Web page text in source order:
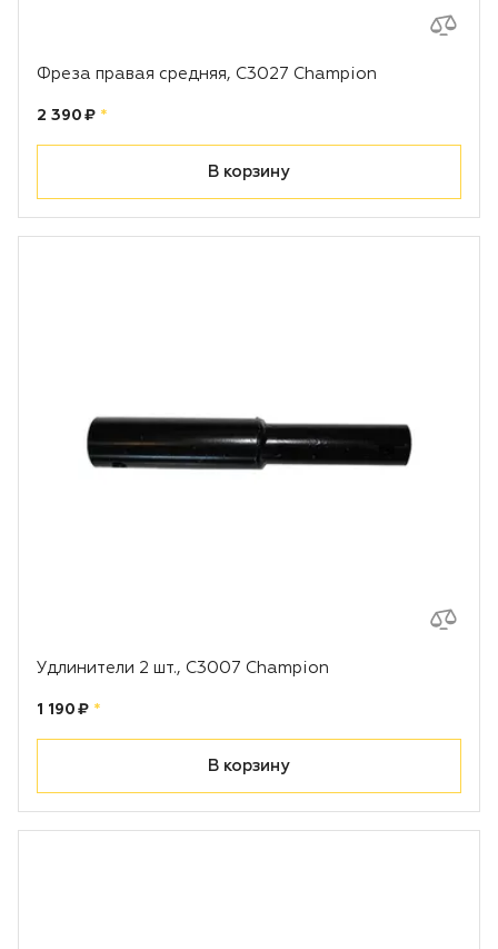
Фреза правая средняя, С3027 Champion
Цена:
2 390 ₽ рублей
*
В корзину
Удлинители 2 шт., С3007 Champion
Цена:
1 190 ₽ рублей
*
В корзину